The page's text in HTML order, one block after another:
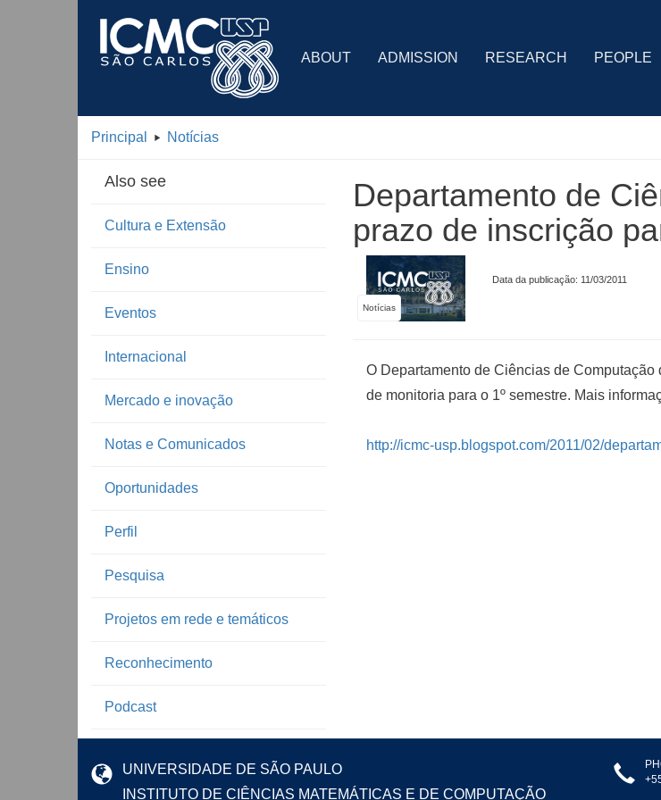
ABOUT ADMISSION RESEARCH PEOPLE
Principal Notícias
Also see
Cultura e Extensão
Ensino
Eventos
Internacional
Mercado e inovação
Notas e Comunicados
Oportunidades
Perfil
Pesquisa
Projetos em rede e temáticos
Reconhecimento
Podcast
Departamento de
prazo de inscrição
Notícias
Data da publicação: 11/03/2011
O Departamento de Ciências de
de monitoria para o 1º semestre. Mais
http://icmc-usp.blogspot.com/2011/02/
UNIVERSIDADE DE SÃO PAULO
INSTITUTO DE CIÊNCIAS MATEMÁTICAS E DE COMPUTAÇÃO